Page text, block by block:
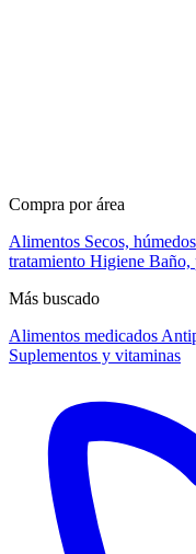
Compra por área
Alimentos Secos,
tratamiento Higiene Baño,
Más buscado
Alimentos medicados
Suplementos y vitaminas